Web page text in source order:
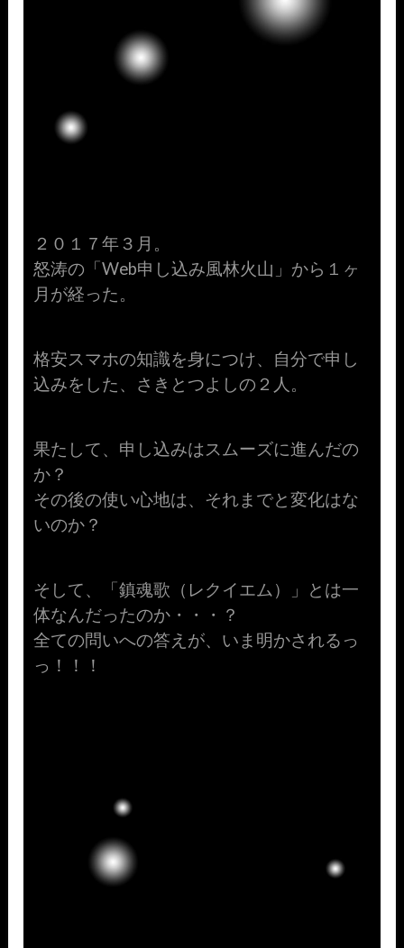
２０１７年３月。
怒涛の「Web申し込み風林火山」から１ヶ
月が経った。
格安スマホの知識を身につけ、自分で申し
込みをした、さきとつよしの２人。
果たして、申し込みはスムーズに進んだの
か？
その後の使い心地は、それまでと変化はな
いのか？
そして、「鎮魂歌（レクイエム）」とは一
体なんだったのか・・・？
全ての問いへの答えが、いま明かされるっ
っ！！！